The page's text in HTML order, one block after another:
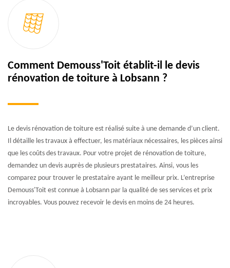
Comment Demouss'Toit établit-il le devis
rénovation de toiture à Lobsann ?
Le devis rénovation de toiture est réalisé suite à une demande d’un client.
Il détaille les travaux à effectuer, les matériaux nécessaires, les pièces ainsi
que les coûts des travaux. Pour votre projet de rénovation de toiture,
demandez un devis auprès de plusieurs prestataires. Ainsi, vous les
comparez pour trouver le prestataire ayant le meilleur prix. L’entreprise
Demouss'Toit est connue à Lobsann par la qualité de ses services et prix
incroyables. Vous pouvez recevoir le devis en moins de 24 heures.